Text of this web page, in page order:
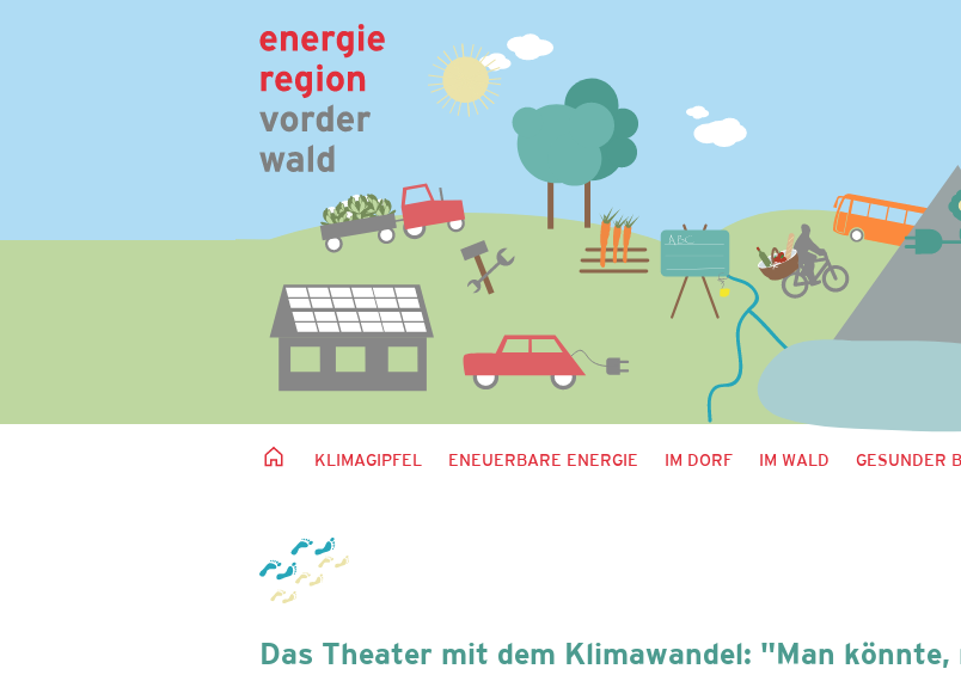
KLIMAGIPFEL ENEUERBARE ENERGIE IM DORF IM WALD GESUNDER
Das Theater mit dem Klimawandel: "Man